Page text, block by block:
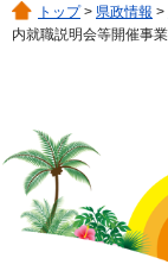
トップ> 県政情報 >
内就職説明会等開催事